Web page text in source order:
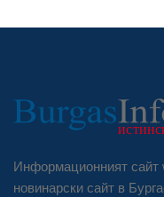
Информационният сайт
новинарски сайт в